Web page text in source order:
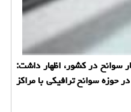
سوانح در كشور، اظهار داشت:
سوانح ترافیكی با مراكز